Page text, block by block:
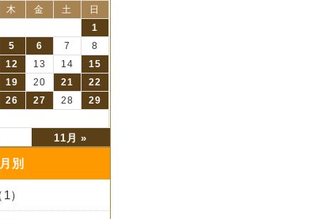
木 金 土
日
1
5 6 7
8
12 13 14
15
19 20 21
22
26 27 28
29
11月 »
月別
）